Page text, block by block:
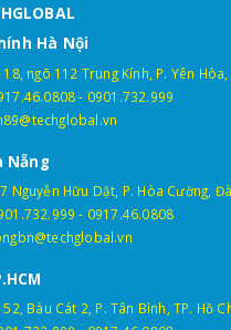
Hà Nội
18, ngõ 112 Trung Kính, P. Yên
- 0901.732.999
Nẵng
Nguyễn Hữu Dật, P. Hòa Cường,
- 0917.46.0808
52, Bàu Cát 2, P. Tân Bình, TP. Hồ